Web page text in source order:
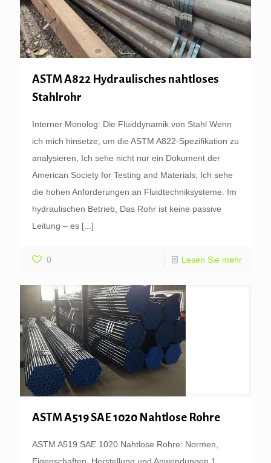
ASTM A822 Hydraulisches nahtloses
Stahlrohr
Interner Monolog: Die Fluiddynamik von Stahl Wenn
ich mich hinsetze, um die ASTM A822-Spezifikation zu
analysieren, Ich sehe nicht nur ein Dokument der
American Society for Testing and Materials; Ich sehe
die hohen Anforderungen an Fluidtechniksysteme. Im
hydraulischen Betrieb, Das Rohr ist keine passive
Leitung – es [...]
0 Lesen Sie mehr
ASTM A519 SAE 1020 Nahtlose Rohre
ASTM A519 SAE 1020 Nahtlose Rohre: Normen,